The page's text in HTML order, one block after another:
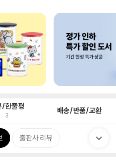
/한줄평
3 배송/반품/교환
출판사 리뷰